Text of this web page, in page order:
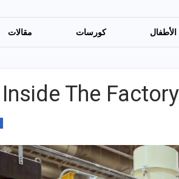
الأطفال كورسات مقالات